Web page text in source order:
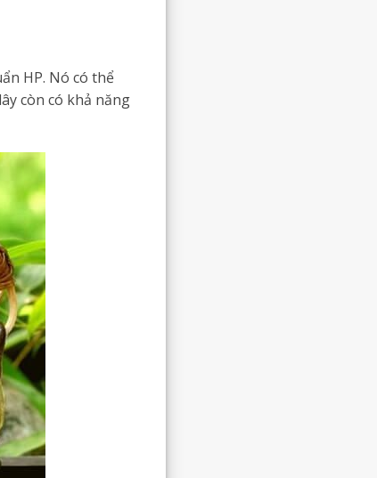
HP. Nó có thể
còn có khả năng